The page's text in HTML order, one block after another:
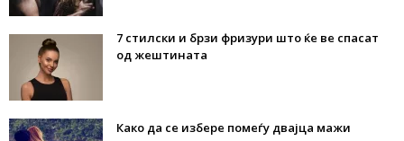
7 стилски и брзи фризури што ќе ве спасат
од жештината
Како да се избере помеѓу двајца мажи